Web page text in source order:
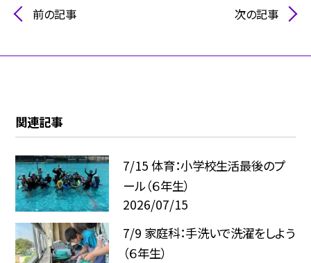
前の記事 次の記事
関連記事
7/15 体育：小学校生活最後のプ
ール（６年生）
2026/07/15
7/9 家庭科：手洗いで洗濯をしよう
（６年生）